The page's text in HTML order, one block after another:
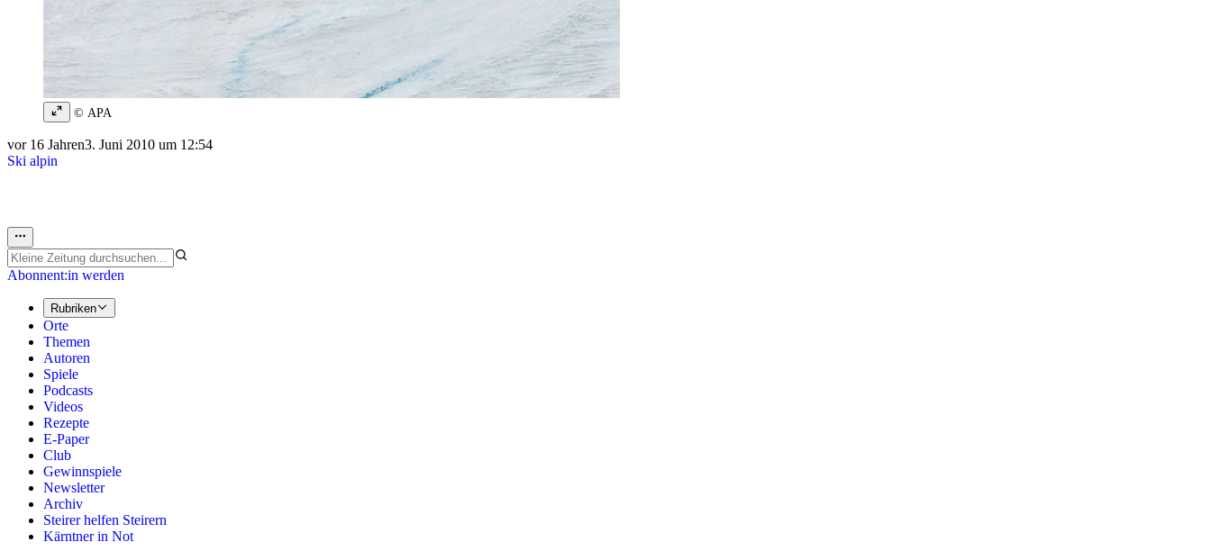
© APA
vor 16 Jahren3. Juni 2010 um 12:54
Ski alpin
Abonnent:in werden
Rubriken
Orte
Themen
Autoren
Spiele
Podcasts
Videos
Rezepte
E-Paper
Club
Gewinnspiele
Newsletter
Archiv
Steirer helfen Steirern
Kärntner in Not